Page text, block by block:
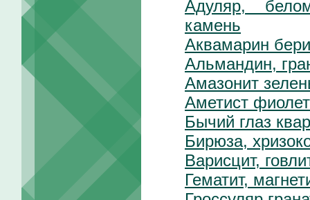
Адуляр,
камень
Аквамарин
Альмандин,
Амазонит
Аметист
Бычий глаз
Бирюза,
Варисцит,
Гематит,